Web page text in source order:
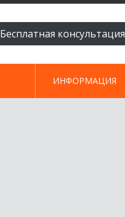
Бесплатная консультация
ИНФОРМАЦИЯ